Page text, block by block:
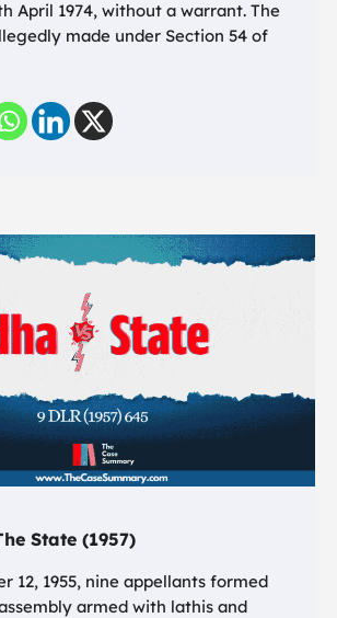
April 1974, without a warrant. The
made under Section 54 of
State (1957)
12, 1955, nine appellants formed
armed with lathis and